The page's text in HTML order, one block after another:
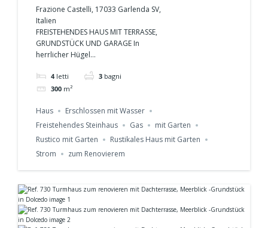
Freistehendes Haus
mit Panoramablick,
Garten in Garlenda
Frazione Castelli, 17033 Garlenda SV,
Italien
FREISTEHENDES HAUS MIT TERRASSE,
GRUNDSTÜCK UND GARAGE In
herrlicher Hügel...
4 letti 3 bagni
300 m²
Haus
Erschlossen mit Wasser
Freistehendes Steinhaus
Gas
mit Garten
Rustico mit Garten
Rustikales Haus mit Garten
Strom
zum Renovierem